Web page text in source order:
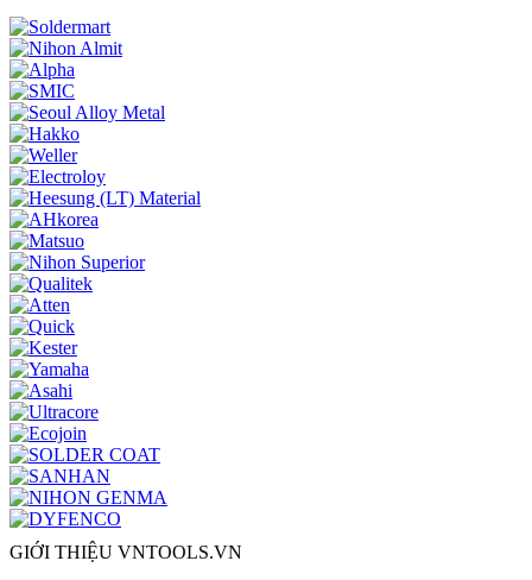
GIỚI THIỆU VNTOOLS.VN